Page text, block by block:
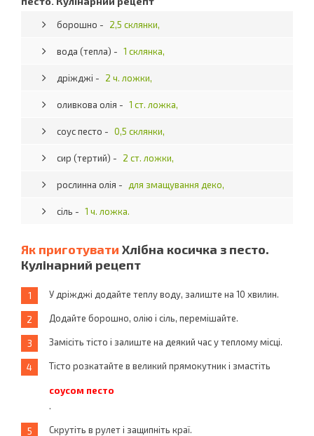
борошно - 2,5 склянки,
вода (тепла) - 1 склянка,
дріжджі - 2 ч. ложки,
оливкова олія - 1 ст. ложка,
соус песто - 0,5 склянки,
сир (тертий) - 2 ст. ложки,
рослинна олія - для змащування деко,
сіль - 1 ч. ложка.
Як приготуватиХлібна косичка з песто.
Кулінарний рецепт
У дріжджі додайте теплу воду, залиште на 10 хвилин.
Додайте борошно, олію і сіль, перемішайте.
Замісіть тісто і залиште на деякий час у теплому місці.
Тісто розкатайте в великий прямокутник і змастіть
соусом песто
.
Скрутіть в рулет і защипніть краї.